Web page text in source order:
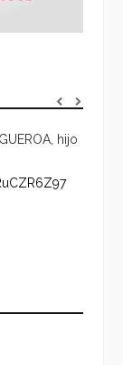
hijo